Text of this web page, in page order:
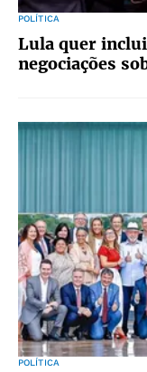
POLÍTICA
Lula quer
negociações
POLÍTICA